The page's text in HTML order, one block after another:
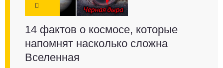
14 фактов о космосе, которые
напомнят насколько сложна
Вселенная